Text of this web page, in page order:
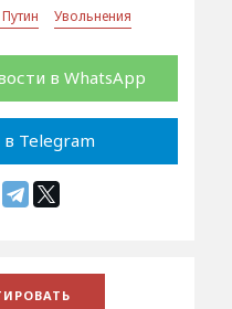
Увольнения
в WhatsApp
Telegram